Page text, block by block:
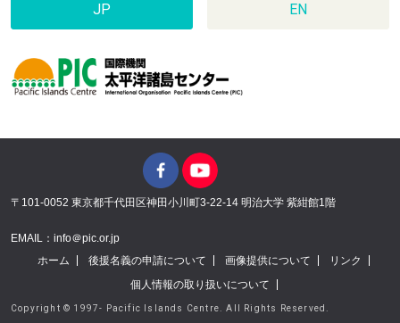
JP EN
〒101-0052 東京都千代田区神田小川町3-22-14 明治大学 紫紺館1階
EMAIL：info＠pic.or.jp
ホーム
後援名義の申請について 画像提供について
リンク
個人情報の取り扱いについて
Copyright © 1997- Pacific Islands Centre. All Rights Reserved.